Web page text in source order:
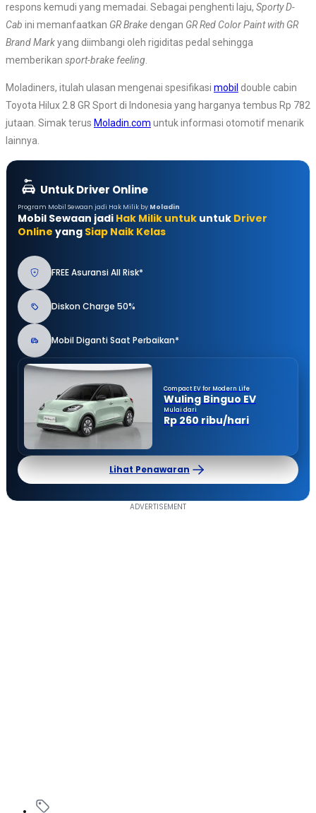
respons kemudi yang memadai. Sebagai penghenti laju, Sporty D-
Cab ini memanfaatkan GR Brake dengan GR Red Color Paint with GR
Brand Markyang diimbangi oleh rigiditas pedal sehingga
memberikan sport-brake feeling
Moladiners, itulah ulasan mengenai spesifikasi mobil double cabin
Toyota Hilux 2.8 GR Sport di Indonesia yang harganya tembus Rp 782
jutaan. Simak terus Moladin.com untuk informasi otomotif menarik
lainnya.
Untuk Driver Online
Program Mobil Sewaan jadi Hak Milik by Moladin
Mobil Sewaan jadi Hak Milik untuk untuk Driver
Online yang Siap Naik Kelas
FREE Asuransi All Risk*
Diskon Charge 50%
Mobil Diganti Saat Perbaikan*
Compact EV for Modern Life
Wuling Binguo EV
Mulai dari
Rp 260 ribu/hari
Lihat Penawaran